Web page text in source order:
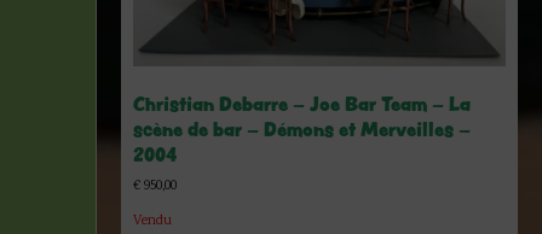
Christian Debarre – Joe Bar Team – La
scène de bar – Démons et Merveilles –
2004
€950,00
Vendu